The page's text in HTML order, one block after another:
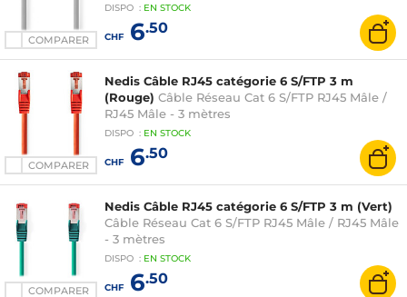
COMPARER
DISPO : EN STOCK
CHF6.50
COMPARER
Nedis Câble RJ45 catégorie 6 S/FTP 3 m
(Rouge) Câble Réseau Cat 6 S/FTP RJ45 Mâle /
RJ45 Mâle - 3 mètres
DISPO : EN STOCK
CHF6.50
COMPARER
Nedis Câble RJ45 catégorie 6 S/FTP 3 m (Vert)
Câble Réseau Cat 6 S/FTP RJ45 Mâle / RJ45 Mâle
- 3 mètres
DISPO : EN STOCK
CHF6.50